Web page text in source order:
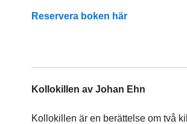
Reservera boken här
Kollokillen av Johan Ehn
Kollokillen är en berättelse om två